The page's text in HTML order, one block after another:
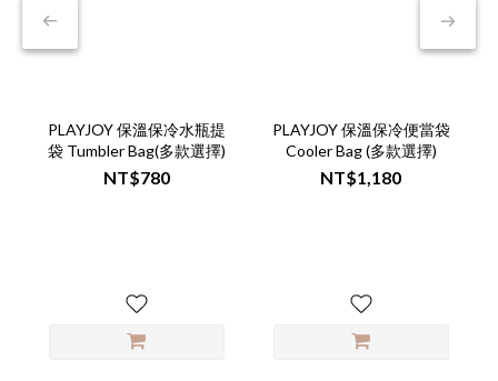
PLAYJOY 保溫保冷水瓶提
袋 Tumbler Bag(多款選擇)
NT$780
PLAYJOY 保溫保冷便當袋
Cooler Bag (多款選擇)
NT$1,180